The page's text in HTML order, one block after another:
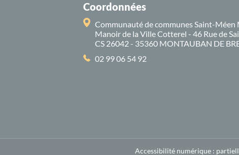
Coordonnées
Communauté de communes Saint-Méen
Manoir de la Ville Cotterel - 46 Rue de
CS 26042 - 35360 MONTAUBAN DE
02 99 06 54 92
Accessibilité numérique :